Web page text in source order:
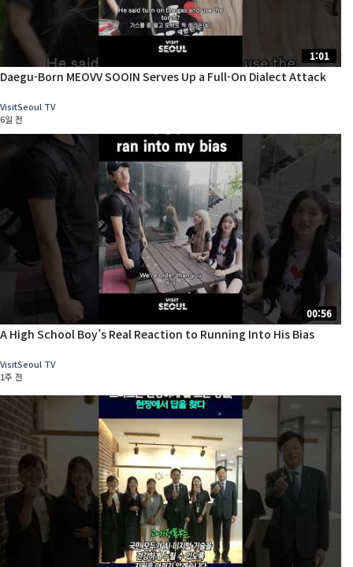
1:01
Daegu-Born MEOVV SOOIN Serves Up a Full-On Dialect Attack
VisitSeoul TV
6일 전
00:56
A High School Boy’s Real Reaction to Running Into His Bias
VisitSeoul TV
1주 전